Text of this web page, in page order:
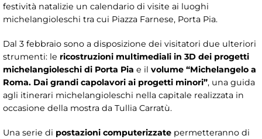
festività natalizie un calendario di visite ai luoghi
michelangioleschi tra cui Piazza Farnese, Porta Pia.
Dal 3 febbraio sono a disposizione dei visitatori due ulteriori
strumenti: le ricostruzioni multimediali in 3D dei progetti
michelangioleschi di Porta Pia e il volume “Michelangelo a
Roma. Dai grandi capolavori ai progetti minori”, una guida
agli itinerari michelangioleschi nella capitale realizzata in
occasione della mostra da Tullia Carratù.
Una serie di postazioni computerizzate permetteranno di